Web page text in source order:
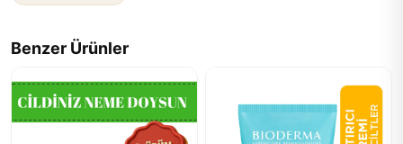
Benzer Ürünler